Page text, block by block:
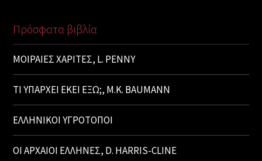
Πρόσφατα βιβλία
ΜΟΙΡΑΙΕΣ ΧΑΡΙΤΕΣ, L. PENNY
ΤΙ ΥΠΑΡΧΕΙ ΕΚΕΙ ΕΞΩ;, M.K. BAUMANN
ΕΛΛΗΝΙΚΟΙ ΥΓΡΟΤΟΠΟΙ
ΟΙ ΑΡΧΑΙΟΙ ΕΛΛΗΝΕΣ, D. HARRIS-CLINE